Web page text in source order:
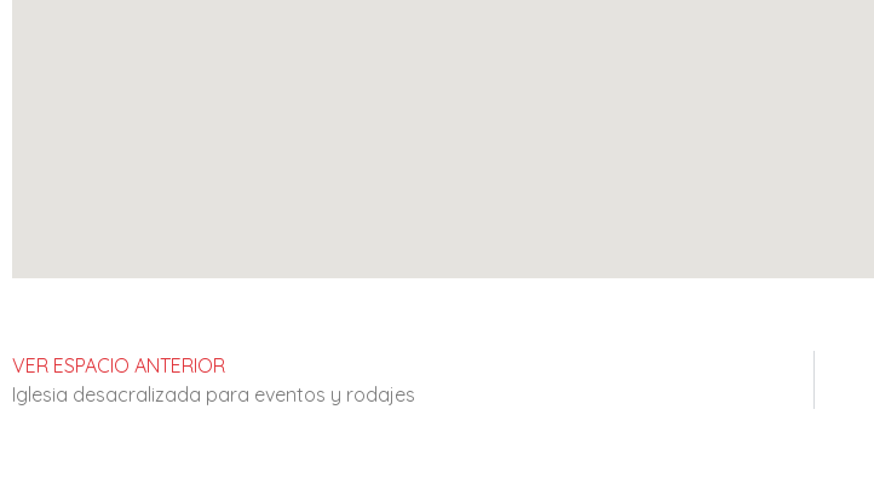
VER ESPACIO ANTERIOR
Iglesia desacralizada para eventos y rodajes